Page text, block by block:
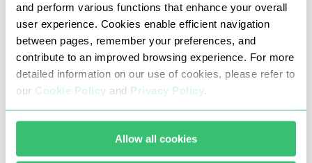
and perform various functions that enhance your overall
user experience. Cookies enable efficient navigation
between pages, remember your preferences, and
contribute to an improved browsing experience. For more
detailed information on our use of cookies, please refer to
our Cookie Policy and Privacy Policy.
Allow all cookies
또한 아무도 현재 위치를 알 수 없으므로 인터넷에서 완전히
익명으로 작업할 수 있습니다.
Proxy-Seller.com: 필요한 것을 알고
있습니다
우리는 7 년 동안 프록시 업계에서 일해 왔으며 100,000 명